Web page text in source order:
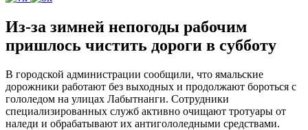
Из-за зимней непогоды рабочим
пришлось чистить дороги в субботу
В городской администрации сообщили, что ямальские
дорожники работают без выходных и продолжают бороться с
гололедом на улицах Лабытнанги. Сотрудники
специализированных служб активно очищают тротуары от
наледи и обрабатывают их антигололедными средствами.